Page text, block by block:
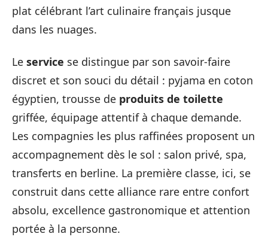
plat célébrant l’art culinaire français jusque
dans les nuages.
Le service se distingue par son savoir-faire
discret et son souci du détail : pyjama en coton
égyptien, trousse de produits de toilette
griffée, équipage attentif à chaque demande.
Les compagnies les plus raffinées proposent un
accompagnement dès le sol : salon privé, spa,
transferts en berline. La première classe, ici, se
construit dans cette alliance rare entre confort
absolu, excellence gastronomique et attention
portée à la personne.